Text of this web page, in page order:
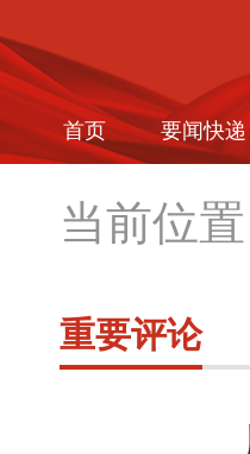
首页 要闻快递
当前位置
重要评论